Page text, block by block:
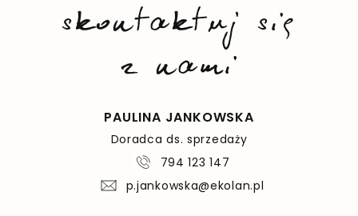
skontaktuj się
z nami
PAULINA JANKOWSKA
Doradca ds. sprzedaży
794 123 147
p.jankowska@ekolan.pl